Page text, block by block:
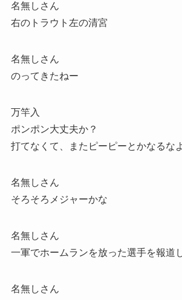
名無しさん
右のトラウト左の清宮
名無しさん
のってきたねー
万竿入
ポンポン大丈夫か？
打てなくて、またピーピーとかなるな
名無しさん
そろそろメジャーかな
名無しさん
一軍でホームランを放った選手を報道
名無しさん